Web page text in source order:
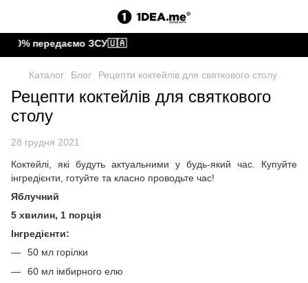
передаємо ЗСУ🇺🇦
Каталог Блог Рецепти коктейлів для святкового столу
Рецепти коктейлів для святкового
столу
28 грудня 2021
Коктейлі, які будуть актуальними у будь-який час. Купуйте
інгредієнти, готуйте та класно проводьте час!
Яблучний
5 хвилин, 1 порція
Інгредієнти:
50 мл горілки
60 мл імбирного елю